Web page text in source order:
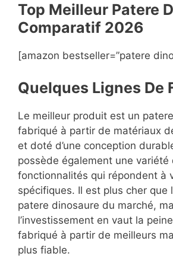
Top Meilleur Patere
Comparatif 2026
[amazon bestseller=”patere
Quelques Lignes De
Le meilleur produit est un
fabriqué à partir de matériaux
et doté d’une conception
possède également une variété
fonctionnalités qui répondent à
spécifiques. Il est plus cher que
patere dinosaure du marché,
l’investissement en vaut la
fabriqué à partir de meilleurs
plus fiable.